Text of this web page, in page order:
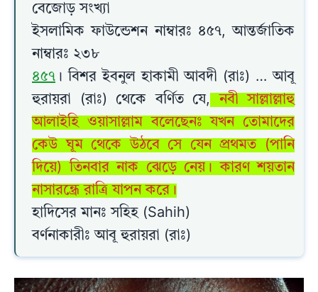
বেজোড় সংখ্যা
ইসলামিক ফাউন্ডেশন নাম্বারঃ ৪৫৭, আন্তর্জাতিক
নাম্বারঃ ২৩৮
৪৫৭ । বিশর ইবনুল হাকামী আবদী (রাঃ) … আবূ
হুরায়রা (রাঃ) থেকে বর্ণিত যে, নবী সাল্লাল্লাহু
আলাইহি ওয়াসাল্লাম বলেছেনঃ যখন তোমাদের
কেউ ঘূম থেকে উঠবে সে যেন প্রথমত (পানি
দিয়ে) তিনবার নাক ঝেড়ে নেয়। কারণ শয়তান
নাসারন্ধ্রে রাত্রি যাপন করে।
হাদিসের মানঃ সহিহ (Sahih)
বর্ণনাকারীঃ আবূ হুরায়রা (রাঃ)